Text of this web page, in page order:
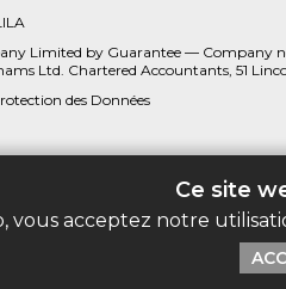
Ce site
vous acceptez notre
Limited by Guarantee — Company
Ltd. Chartered Accountants, 51
des Données